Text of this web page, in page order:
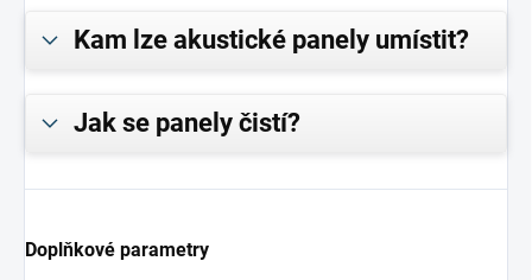
Kam lze akustické panely umístit?
Jak se panely čistí?
Doplňkové parametry